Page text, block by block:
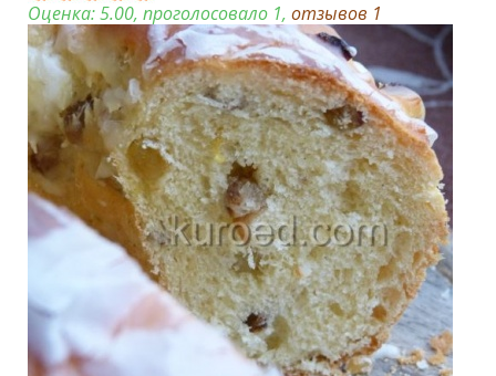
Оценка:5.00, проголосовало 1, отзывов 1